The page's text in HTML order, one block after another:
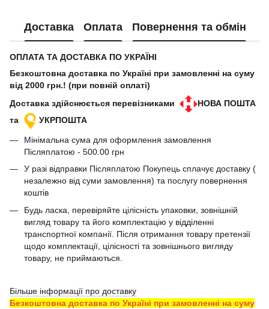
Доставка Оплата Повернення та обмін
ОПЛАТА ТА ДОСТАВКА ПО УКРАЇНІ
Безкоштовна доставка по Україні при замовленні на суму
від 2000 грн.! (при повній оплаті)
Доставка здійснюється перевізниками
НОВА ПОШТА
та
УКРПОШТА
Мінімальна сума для оформлення замовлення
Післяплатою - 500.00 грн
У разі відправки Післяплатою Покупець сплачує доставку (
незалежно від суми замовлення) та послугу повернення
коштів
Будь ласка, перевіряйте цілісність упаковки, зовнішній
вигляд товару та його комплектацію у відділенні
транспортної компанії. Після отримання товару претензії
щодо комплектації, цілісності та зовнішнього вигляду
товару, не приймаються.
Більше інформації про доставку
Безкоштовна доставка по Україні при замовленні на суму